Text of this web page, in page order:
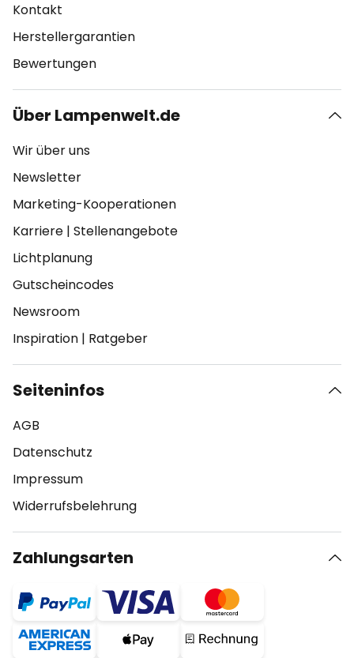
Kontakt
Herstellergarantien
Bewertungen
Über Lampenwelt.de
Wir über uns
Newsletter
Marketing-Kooperationen
Karriere | Stellenangebote
Lichtplanung
Gutscheincodes
Newsroom
Inspiration | Ratgeber
Seiteninfos
AGB
Datenschutz
Impressum
Widerrufsbelehrung
Zahlungsarten